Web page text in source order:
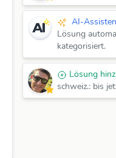
AI-
Lösung
kategorisiert.
Lösung
schweiz.: bis